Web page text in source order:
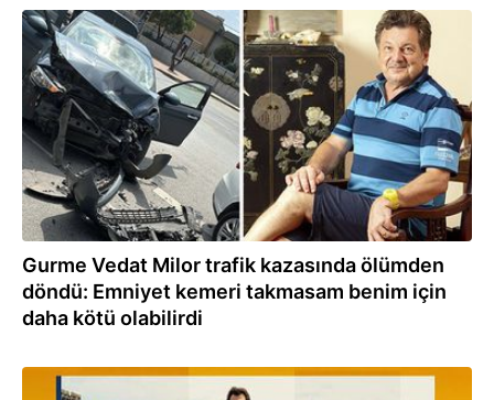
01.09.2024
Gurme Vedat Milor trafik kazasında ölümden
döndü: Emniyet kemeri takmasam benim için
daha kötü olabilirdi
22.07.2023